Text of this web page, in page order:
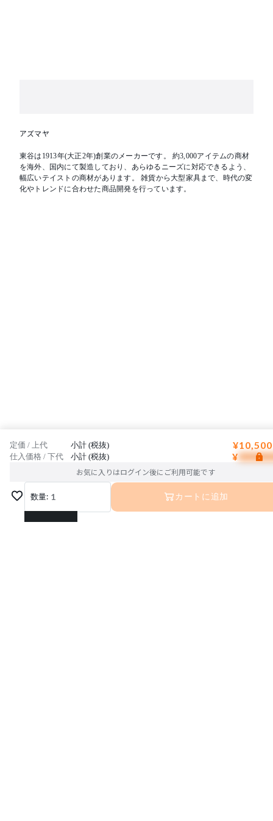
アズマヤ
東谷は1913年(大正2年)創業のメーカーです。 約3,000アイテムの商材
を海外、国内にて製造しており、あらゆるニーズに対応できるよう、
幅広いテイストの商材があります。 雑貨から大型家具まで、時代の変
化やトレンドに合わせた商品開発を行っています。
定価 / 上代 小計 (税抜)
仕入価格 / 下代 小計 (税抜) ¥
お気に入りはログイン後にご利用可能です
数量: 1
1
カートに追加